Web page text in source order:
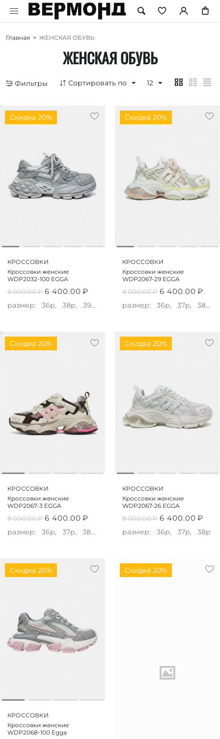
Главная > ЖЕНСКАЯ ОБУВЬ
ЖЕНСКАЯ ОБУВЬ
Фильтры Сортировать по 12
Скидка 20%
КРОССОВКИ
Кроссовки женские
WDP2032-100 EGGA
8 000.00₽ 6 400.00 ₽
размер: 36р, 38р, 39р,
Скидка 20%
КРОССОВКИ
Кроссовки женские
WDP2067-29 EGGA
8 000.00₽ 6 400.00 ₽
размер: 36р, 37р, 38р,
Скидка 20%
КРОССОВКИ
Кроссовки женские
WDP2067-3 EGGA
8 000.00₽ 6 400.00 ₽
размер: 36р, 37р, 38р,
Скидка 20%
КРОССОВКИ
Кроссовки женские
WDP2067-26 EGGA
8 000.00₽ 6 400.00 ₽
размер: 36р, 37р, 38р
Скидка 20%
КРОССОВКИ
Кроссовки женские
WDP2068-100 Egga
Скидка 20%